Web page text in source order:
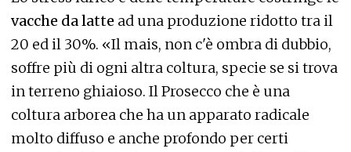
vacche da latte ad una produzione ridotto tra il
20 ed il 30%. «Il mais, non c'è ombra di dubbio,
soffre più di ogni altra coltura, specie se si trova
in terreno ghiaioso. Il Prosecco che è una
coltura arborea che ha un apparato radicale
molto diffuso e anche profondo per certi